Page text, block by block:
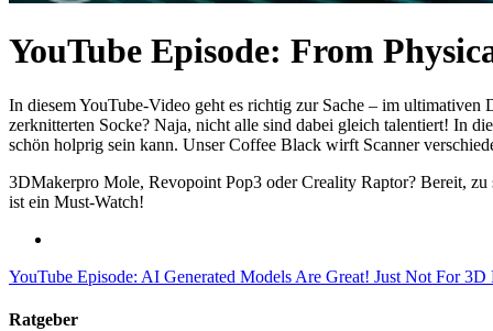
YouTube Episode: From
In diesem YouTube-Video geht es richtig zur Sache – im
zerknitterten Socke? Naja, nicht alle sind dabei gleich talentiert! In
schön holprig sein kann. Unser Coffee Black wirft Scanner
3DMakerpro Mole, Revopoint Pop3 oder Creality Raptor? Bereit,
ist ein Must-Watch!
YouTube Episode: AI Generated Models Are Great! Just Not For 3D
Ratgeber